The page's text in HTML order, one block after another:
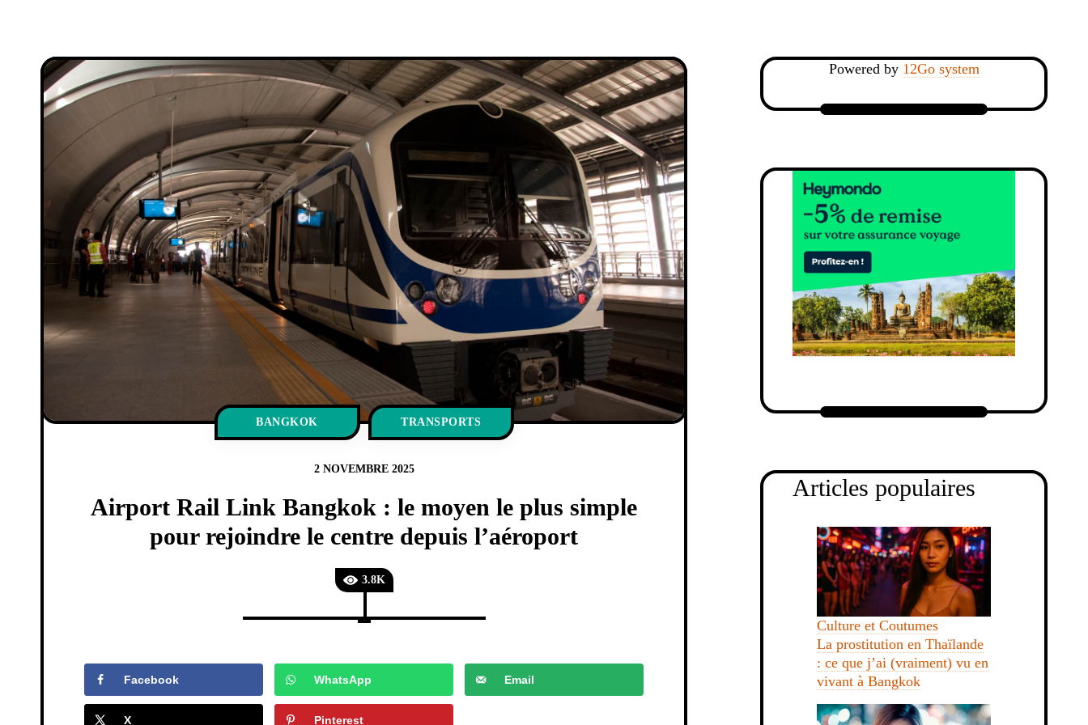
BANGKOK TRANSPORTS
2 NOVEMBRE 2025
Airport Rail Link Bangkok : le moyen le plus simple
pour rejoindre le centre depuis l’aéroport
3.8K
Facebook WhatsApp Email
X Pinterest
Powered by 12Go system
Articles populaires
Culture et Coutumes
La prostitution en Thaïlande
: ce que j’ai (vraiment) vu en
vivant à Bangkok